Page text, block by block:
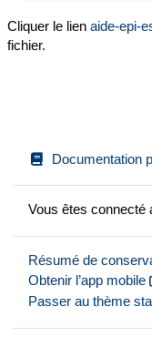
Cliquer le lien aide-epi-
fichier.
Documentation
Vous êtes connecté
Résumé de
Obtenir l’app mobile
Passer au thème